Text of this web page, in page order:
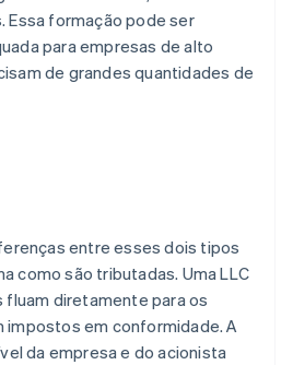
formação pode ser
para empresas de alto
de grandes quantidades de
entre esses dois tipos
como são tributadas. Uma LLC
diretamente para os
impostos em conformidade. A
da empresa e do acionista